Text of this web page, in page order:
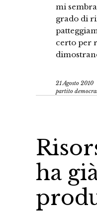
mi
grado di
certo per
21 Agosto 2010
partito
ha